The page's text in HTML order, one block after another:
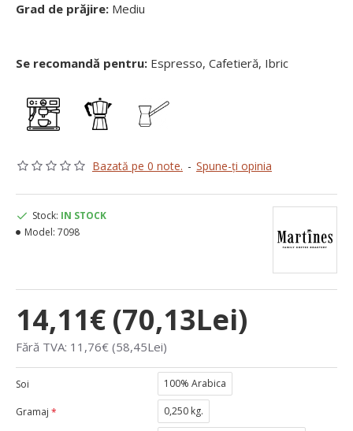
Grad de prăjire: Mediu
Se recomandă pentru: Espresso, Cafetieră, Ibric
Bazată pe 0 note. - Spune-ţi opinia
14,11€ (70,13Lei)
Fără TVA: 11,76€ (58,45Lei)
Stock: IN STOCK
Model: 7098
Soi 100% Arabica
Gramaj 0,250 kg.